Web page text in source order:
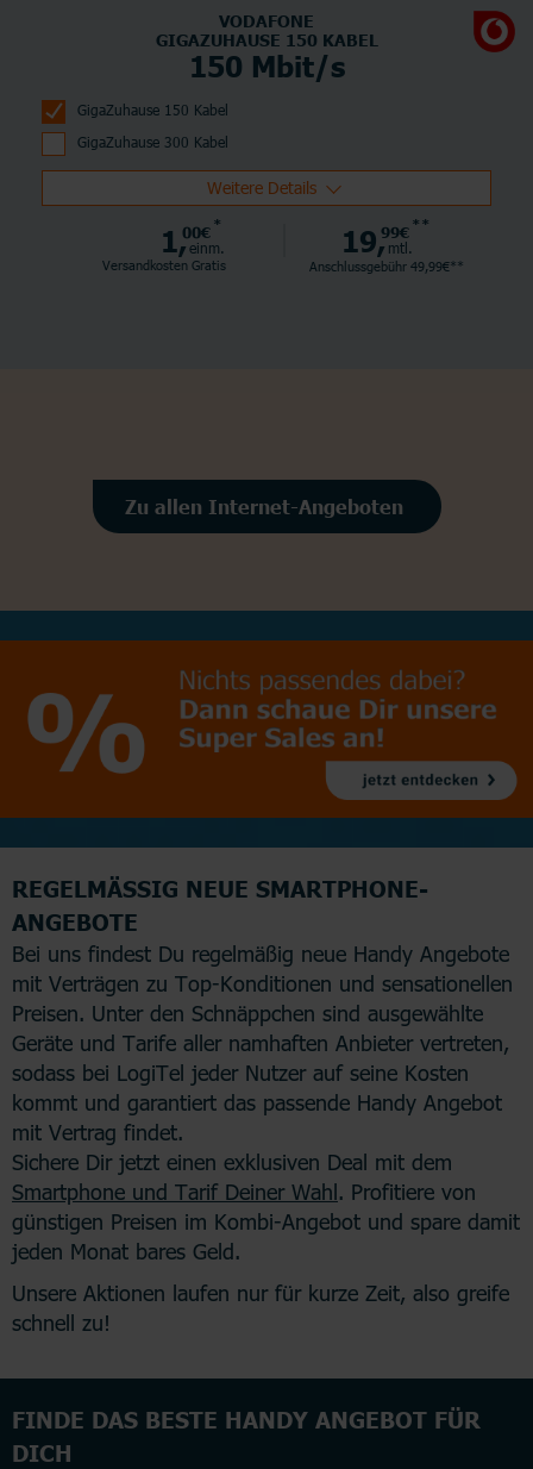
VODAFONE
GIGAZUHAUSE 150 KABEL
150 Mbit/s
GigaZuhause 150 Kabel
GigaZuhause 300 Kabel
Weitere Details
1,00€ *
einm.
Versandkosten Gratis
19,99€ **
mtl.
Anschlussgebühr 49,99€**
Zu allen Internet-Angeboten
REGELMÄSSIG NEUE SMARTPHONE-A
NGEBOTE
Bei uns findest Du regelmäßig neue Handy Angebote
mit Verträgen zu Top-Konditionen und sensationellen
Preisen. Unter den Schnäppchen sind ausgewählte
Geräte und Tarife aller namhaften Anbieter vertreten,
sodass bei LogiTel jeder Nutzer auf seine Kosten
kommt und garantiert das passende Handy Angebot
mit Vertrag findet.
Sichere Dir jetzt einen exklusiven Deal mit dem
Smartphone und Tarif Deiner Wahl. Profitiere von
günstigen Preisen im Kombi-Angebot und spare damit
jeden Monat bares Geld.
Unsere Aktionen laufen nur für kurze Zeit, also greife
schnell zu!
FINDE DAS BESTE HANDY ANGEBOT FÜR
DICH